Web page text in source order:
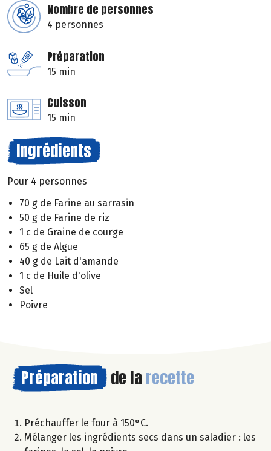
Nombre de personnes
4 personnes
Préparation
15 min
Cuisson
15 min
Ingrédients
Pour 4 personnes
70 g de Farine au sarrasin
50 g de Farine de riz
1 c de Graine de courge
65 g de Algue
40 g de Lait d'amande
1 c de Huile d'olive
Sel
Poivre
Préparation de la recette
Préchauffer le four à 150°C.
Mélanger les ingrédients secs dans un saladier : les